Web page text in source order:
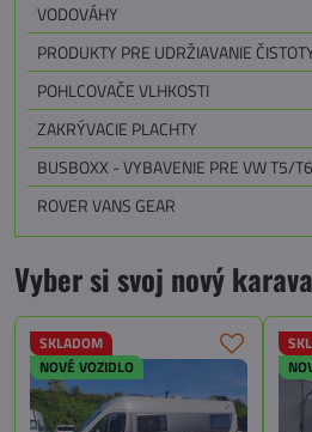
VODOVÁHY
PRODUKTY PRE UDRŽIAVANIE
POHLCOVAČE VLHKOSTI
ZAKRÝVACIE PLACHTY
BUSBOXX - VYBAVENIE PRE VW T5/
ROVER VANS GEAR
Vyber si svoj nový
SKLADOM
NOVÉ VOZIDLO